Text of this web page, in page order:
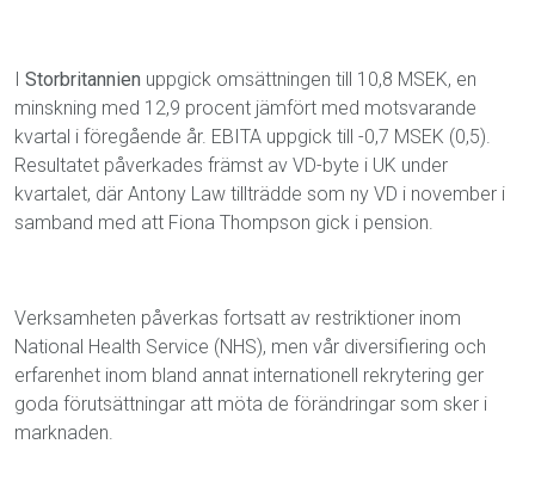
I Storbritannien uppgick omsättningen till 10,8 MSEK, en
minskning med 12,9 procent jämfört med motsvarande
kvartal i föregående år. EBITA uppgick till -0,7 MSEK (0,5).
Resultatet påverkades främst av VD-byte i UK under
kvartalet, där Antony Law tillträdde som ny VD i november i
samband med att Fiona Thompson gick i pension.
Verksamheten påverkas fortsatt av restriktioner inom
National Health Service (NHS), men vår diversifiering och
erfarenhet inom bland annat internationell rekrytering ger
goda förutsättningar att möta de förändringar som sker i
marknaden.